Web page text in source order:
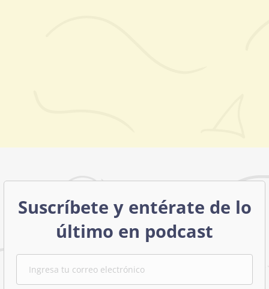
Suscríbete y entérate de lo
último en podcast